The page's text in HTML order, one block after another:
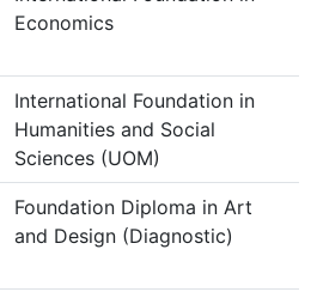
Economics
International Foundation in
Humanities and Social
Sciences (UOM)
Foundation Diploma in Art
and Design (Diagnostic)